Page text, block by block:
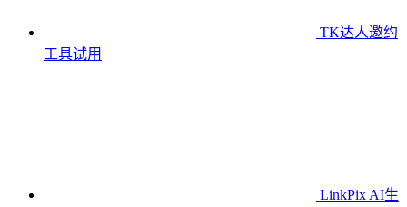
TK达人邀约
工具试用
LinkPix AI生